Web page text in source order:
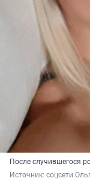
После случившегося
Источник: соцсети